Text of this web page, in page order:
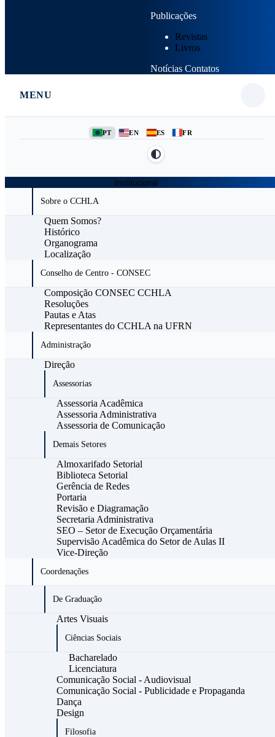
Publicações
Revistas
Livros
Notícias Contatos
MENU
PT EN ES FR
Institucional
Sobre o CCHLA
Quem Somos?
Histórico
Organograma
Localização
Conselho de Centro - CONSEC
Composição CONSEC CCHLA
Resoluções
Pautas e Atas
Representantes do CCHLA na UFRN
Administração
Direção
Assessorias
Assessoria Acadêmica
Assessoria Administrativa
Assessoria de Comunicação
Demais Setores
Almoxarifado Setorial
Biblioteca Setorial
Gerência de Redes
Portaria
Revisão e Diagramação
Secretaria Administrativa
SEO – Setor de Execução Orçamentária
Supervisão Acadêmica do Setor de Aulas II
Vice-Direção
Coordenações
De Graduação
Artes Visuais
Ciências Sociais
Bacharelado
Licenciatura
Comunicação Social - Audiovisual
Comunicação Social - Publicidade e Propaganda
Dança
Design
Filosofia